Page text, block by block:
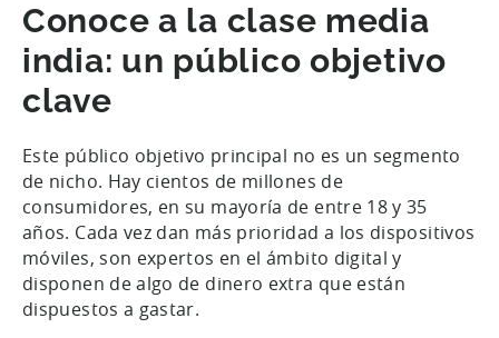
Conoce a la clase media
india: un público objetivo
clave
Este público objetivo principal no es un segmento
de nicho. Hay cientos de millones de
consumidores, en su mayoría de entre 18 y 35
años. Cada vez dan más prioridad a los dispositivos
móviles, son expertos en el ámbito digital y
disponen de algo de dinero extra que están
dispuestos a gastar.